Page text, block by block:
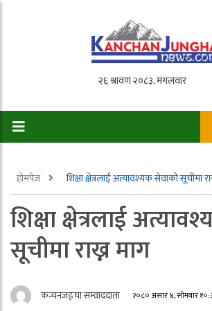
होमपेज शिक्षा क्षेत्रलाई अत्यावश्यक सेवाको सूचीमा
शिक्षा क्षेत्रलाई
सूचीमा राख्न माग
कन्चनजङ्घा सम्वाददाता २०८० असार ४, सोमबार